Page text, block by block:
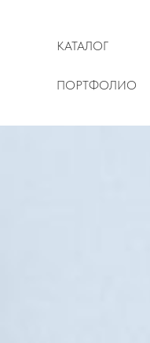
КАТАЛОГ
ПОРТФОЛИО